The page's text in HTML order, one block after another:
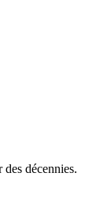
décennies.